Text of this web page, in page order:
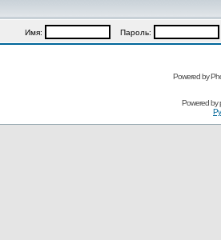
Имя: Пароль:
Powered by
Powered by